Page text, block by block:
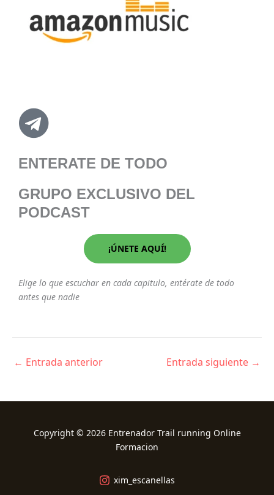
ENTERATE DE TODO
GRUPO EXCLUSIVO DEL
PODCAST
¡ÚNETE AQUÍ!
Elige lo que escuchar en cada capitulo, entérate de todo
antes que nadie
← Entrada anterior Entrada siguiente →
Copyright © 2026 Entrenador Trail running Online
Formacion
xim_escanellas